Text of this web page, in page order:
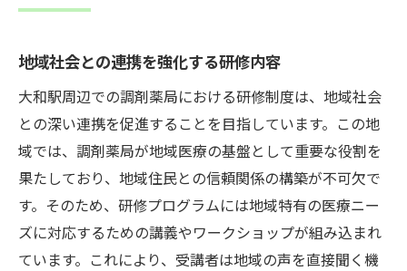
地域社会との連携を強化する研修内容
大和駅周辺での調剤薬局における研修制度は、地域社会
との深い連携を促進することを目指しています。この地
域では、調剤薬局が地域医療の基盤として重要な役割を
果たしており、地域住民との信頼関係の構築が不可欠で
す。そのため、研修プログラムには地域特有の医療ニー
ズに対応するための講義やワークショップが組み込まれ
ています。これにより、受講者は地域の声を直接聞く機